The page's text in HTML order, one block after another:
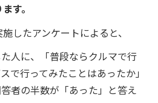
す。
したアンケートによると、
人に、「普段ならクルマで行
で行ってみたことはあったか」
者の半数が「あった」と答え